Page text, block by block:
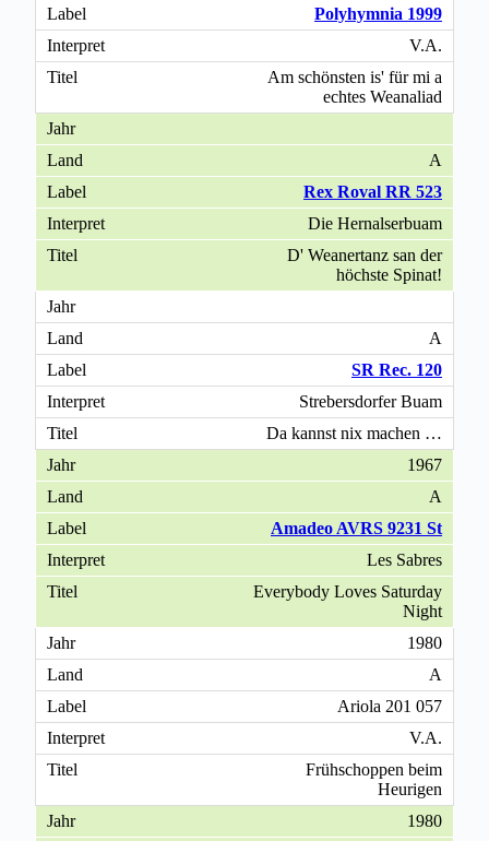
Polyhymnia 1999
V.A.
Am schönsten is' für mi a
echtes Weanaliad
A
Rex Roval RR 523
Die Hernalserbuam
D' Weanertanz san der
höchste Spinat!
A
SR Rec. 120
Strebersdorfer Buam
Da kannst nix machen …
1967
A
Amadeo AVRS 9231 St
Les Sabres
Everybody Loves Saturday
Night
1980
A
Ariola 201 057
V.A.
Frühschoppen beim
Heurigen
1980